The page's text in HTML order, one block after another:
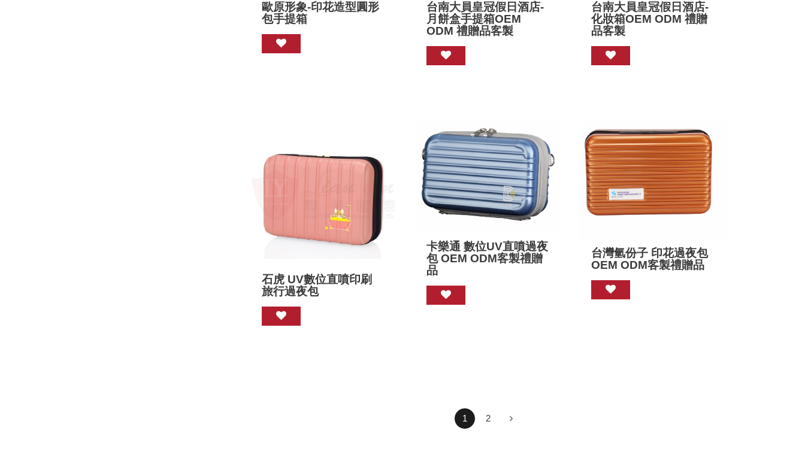
歐原形象-印花造型圓形
包手提箱
台南大員皇冠假日酒店-
月餅盒手提箱OEM
ODM 禮贈品客製
台南大員皇冠假日酒店-
化妝箱OEM ODM 禮贈
品客製
石虎 UV數位直噴印刷
旅行過夜包
卡樂通 數位UV直噴過夜
包 OEM ODM客製禮贈
品
台灣氫份子 印花過夜包
OEM ODM客製禮贈品
1 2